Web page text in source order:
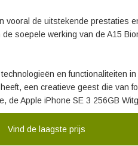
vooral de uitstekende prestaties
soepele werking van de A15
en functionaliteiten
een creatieve geest die van
de Apple iPhone SE 3 256GB
Vind de laagste prijs